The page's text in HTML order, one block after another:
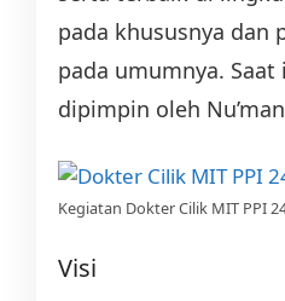
pada khususnya dan
pada umumnya. Saat
dipimpin oleh
Kegiatan Dokter Cilik MIT PPI
Visi